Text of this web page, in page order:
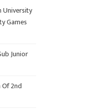
University
Games
Junior
2nd